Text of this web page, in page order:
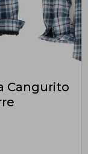
Cangurito